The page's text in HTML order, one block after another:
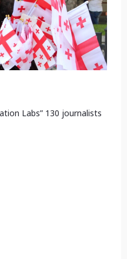
Labs” 130 journalists